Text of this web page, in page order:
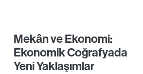
Mekân ve Ekonomi:
Ekonomik Coğrafyada
Yeni Yaklaşımlar